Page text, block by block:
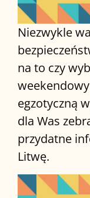
Niezwykle
na to czy
egzotyczną
dla Was
przydatne
Litwę.